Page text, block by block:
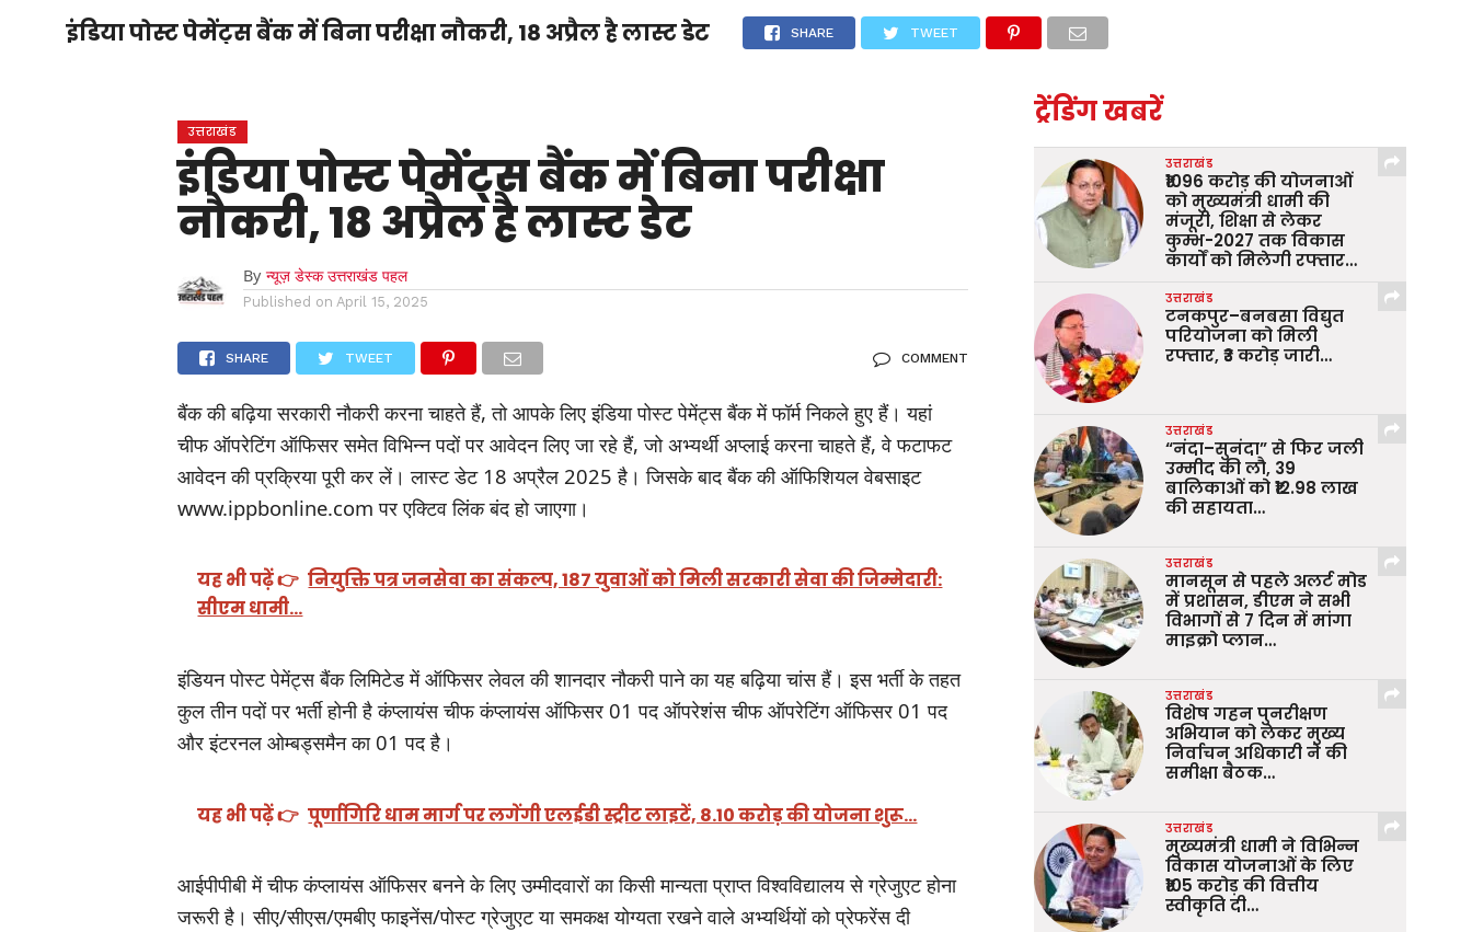
होम देश दुनिया उत्तराखंड धर्म-संस्कृति राजनीति संपर्क करें
उत्तरकाशी
उधम सिंह नगरइंडिया पोस्ट पेमेंट्स बैंक में बिना परीक्षा नौकरी, 18 अप्रैल है लास्ट डेट SHARE TWEET
उत्तराखंड
इंडिया पोस्ट पेमेंट्स बैंक में बिना परीक्षा
नौकरी, 18 अप्रैल है लास्ट डेट
By न्यूज़ डेस्क उत्तराखंड पहल
Published on April 15, 2025
SHARE TWEET COMMENT
बैंक की बढ़िया सरकारी नौकरी करना चाहते हैं, तो आपके लिए इंडिया पोस्ट पेमेंट्स बैंक में फॉर्म निकले हुए हैं। यहां
चीफ ऑपरेटिंग ऑफिसर समेत विभिन्न पदों पर आवेदन लिए जा रहे हैं, जो अभ्यर्थी अप्लाई करना चाहते हैं, वे फटाफट
आवेदन की प्रक्रिया पूरी कर लें। लास्ट डेट 18 अप्रैल 2025 है। जिसके बाद बैंक की ऑफिशियल वेबसाइट
www.ippbonline.com पर एक्टिव लिंक बंद हो जाएगा।
यह भी पढ़ें 👉 नियुक्ति पत्र जनसेवा का संकल्प, 187 युवाओं को मिली सरकारी सेवा की जिम्मेदारी:
सीएम धामी…
इंडियन पोस्ट पेमेंट्स बैंक लिमिटेड में ऑफिसर लेवल की शानदार नौकरी पाने का यह बढ़िया चांस हैं। इस भर्ती के तहत
कुल तीन पदों पर भर्ती होनी है कंप्लायंस चीफ कंप्लायंस ऑफिसर 01 पद ऑपरेशंस चीफ ऑपरेटिंग ऑफिसर 01 पद
और इंटरनल ओम्बड्समैन का 01 पद है।
यह भी पढ़ें 👉 पूर्णागिरि धाम मार्ग पर लगेंगी एलईडी स्ट्रीट लाइटें, 8.10 करोड़ की योजना शुरू…
आईपीपीबी में चीफ कंप्लायंस ऑफिसर बनने के लिए उम्मीदवारों का किसी मान्यता प्राप्त विश्वविद्यालय से ग्रेजुएट होना
जरूरी है। सीए/सीएस/एमबीए फाइनेंस/पोस्ट ग्रेजुएट या समकक्ष योग्यता रखने वाले अभ्यर्थियों को प्रेफरेंस दी
ट्रेंडिंग खबरें
उत्तराखंड
₹1096 करोड़ की योजनाओं
को मुख्यमंत्री धामी की
मंजूरी, शिक्षा से लेकर
कुम्भ-2027 तक विकास
कार्यों को मिलेगी रफ्तार…
उत्तराखंड
टनकपुर–बनबसा विद्युत
परियोजना को मिली
रफ्तार, ₹3 करोड़ जारी…
उत्तराखंड
“नंदा–सुनंदा” से फिर जली
उम्मीद की लौ, 39
बालिकाओं को ₹12.98 लाख
की सहायता…
उत्तराखंड
मानसून से पहले अलर्ट मोड
में प्रशासन, डीएम ने सभी
विभागों से 7 दिन में मांगा
माइक्रो प्लान…
उत्तराखंड
विशेष गहन पुनरीक्षण
अभियान को लेकर मुख्य
निर्वाचन अधिकारी ने की
समीक्षा बैठक…
उत्तराखंड
मुख्यमंत्री धामी ने विभिन्न
विकास योजनाओं के लिए
₹105 करोड़ की वित्तीय
स्वीकृति दी…